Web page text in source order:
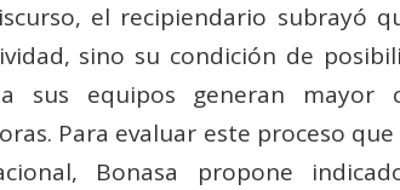
el recipiendario subrayó
sino su condición de
sus equipos generan mayor
Para evaluar este proceso
Bonasa propone